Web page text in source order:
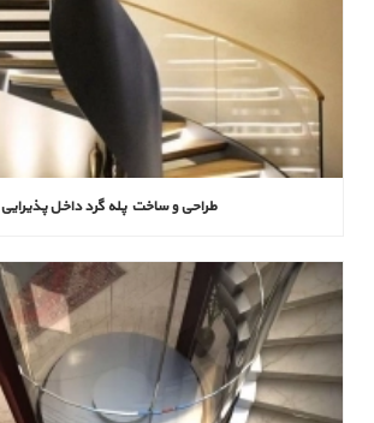
طراحی و ساخت پله گرد داخل پذیرایی